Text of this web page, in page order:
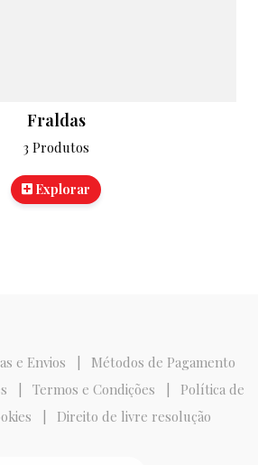
Fraldas
3 Produtos
Explorar
e Envios | Métodos de Pagamento
| Termos e Condições | Política de
| Direito de livre resolução